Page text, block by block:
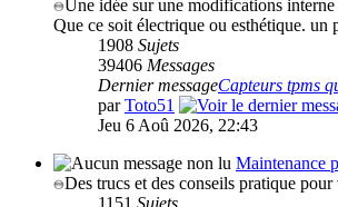
Une idée sur une modifications
Que ce soit électrique ou esthétique. un
1908 Sujets
39406 Messages
Dernier messageCapteurs tpms
parToto51
Jeu 6 Aoû 2026, 22:43
Maintenance
Des trucs et des conseils pratique
1151 Sujets